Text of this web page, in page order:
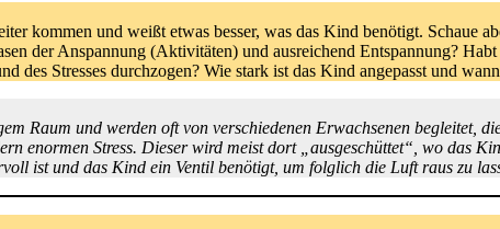
kommen und weißt etwas besser, was das Kind benötigt. Schaue
der Anspannung (Aktivitäten) und ausreichend Entspannung?
des Stresses durchzogen? Wie stark ist das Kind angepasst und
Raum und werden oft von verschiedenen Erwachsenen begleitet,
enormen Stress. Dieser wird meist dort „ausgeschüttet“, wo das
ist und das Kind ein Ventil benötigt, um folglich die Luft raus zu